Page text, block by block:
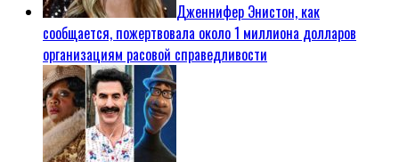
Дженнифер Энистон, как
сообщается, пожертвовала около 1 миллиона долларов
организациям расовой справедливости